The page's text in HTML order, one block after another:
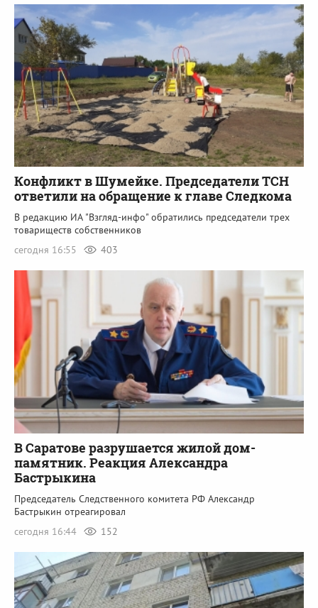
Конфликт в Шумейке. Председатели ТСН
ответили на обращение к главе Следкома
В редакцию ИА "Взгляд-инфо" обратились председатели трех
товариществ собственников
сегодня 16:55
403
В Саратове разрушается жилой дом-
памятник. Реакция Александра
Бастрыкина
Председатель Следственного комитета РФ Александр
Бастрыкин отреагировал
сегодня 16:44
152